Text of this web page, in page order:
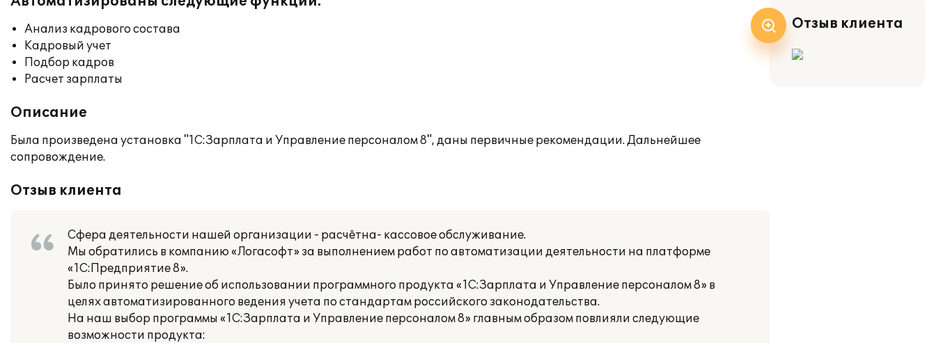
Анализ кадрового состава
Кадровый учет
Подбор кадров
Расчет зарплаты
Описание
Была произведена установка "1С:Зарплата и Управление персоналом 8", даны первичные рекомендации. Дальнейшее
сопровождение.
Отзыв клиента
Сфера деятельности нашей организации - расчётна- кассовое обслуживание.
Мы обратились в компанию «Логасофт» за выполнением работ по автоматизации деятельности на платформе
«1С:Предприятие 8».
Было принято решение об использовании программного продукта «1С:Зарплата и Управление персоналом 8» в
целях автоматизированного ведения учета по стандартам российского законодательства.
На наш выбор программы «1С:Зарплата и Управление персоналом 8» главным образом повлияли следующие
возможности продукта:
Отзыв клиента